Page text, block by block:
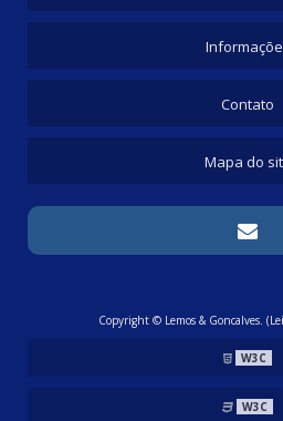
Contato
Mapa do
Copyright © Lemos & Goncalves.
W3C
W3C